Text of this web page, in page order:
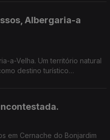
Albergaria-a
a-Velha. Um território natural
destino turístico
em Cernache do Bonjardim